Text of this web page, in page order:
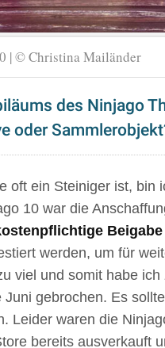
| © Christina Mailänder
des Ninjago
oder
oft ein Steiniger ist, bin
10 war die
Beigabe
werden, um für
viel und somit habe
gebrochen. Es
Leider waren die
bereits ausverkauft